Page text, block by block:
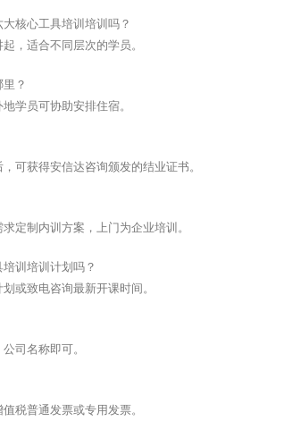
核心工具培训培训吗？
，适合不同层次的学员。
？
学员可协助安排住宿。
可获得安信达咨询颁发的结业证书。
定制内训方案，上门为企业培训。
训培训计划吗？
或致电咨询最新开课时间。
司名称即可。
税普通发票或专用发票。